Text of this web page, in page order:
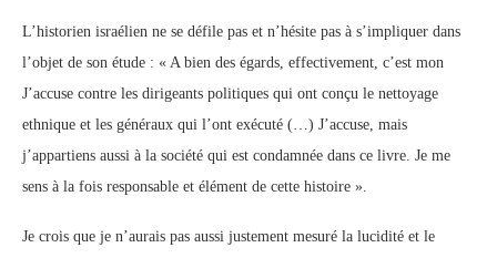
L’historien israélien ne se défile pas et n’hésite pas à s’impliquer dans
l’objet de son étude : « A bien des égards, effectivement, c’est mon
J’accuse contre les dirigeants politiques qui ont conçu le nettoyage
ethnique et les généraux qui l’ont exécuté (…) J’accuse, mais
j’appartiens aussi à la société qui est condamnée dans ce livre. Je me
sens à la fois responsable et élément de cette histoire ».
Je crois que je n’aurais pas aussi justement mesuré la lucidité et le